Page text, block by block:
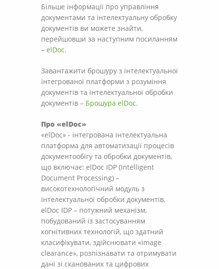
Більше інформації про управління
документами та інтелектуальну обробку
документів ви можете знайти,
перейшовши за наступним посиланням
– elDoc.
Завантажити брошуру з інтелектуальної
інтегрованої платформи з розуміння
документів та інтелектуальної обробки
документів – Брошура elDoc.
Про «elDoc»
«elDoc» - інтегрована інтелектуальна
платформа для автоматизації процесів
документообігу та обробки документів,
що включає: elDoc IDP (Intelligent
Document Processing) –
високотехнологічний модуль з
інтелектуальної обробки документів.
elDoc IDP – потужний механізм,
побудований із застосуванням
когнітивних технологій, що здатний
класифікувати, здійснювати «image
clearance», розпізнавати та отримувати
дані зі сканованих та цифрових